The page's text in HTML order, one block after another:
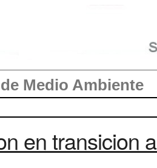
Medio Ambiente
en transicion